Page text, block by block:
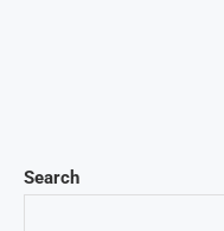
Search